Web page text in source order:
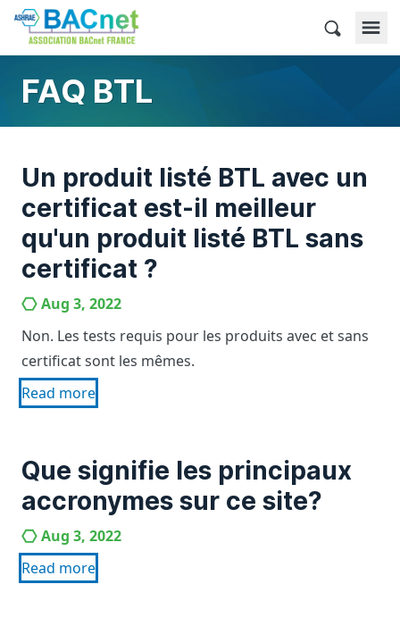
Skip
content
BACnet France
FAQ BTL
Un produit listé BTL avec un
certificat est-il meilleur
qu'un produit listé BTL sans
certificat ?
Aug 3, 2022
Non. Les tests requis pour les produits avec et sans
certificat sont les mêmes.
Read more
Que signifie les principaux
accronymes sur ce site?
Aug 3, 2022
Read more